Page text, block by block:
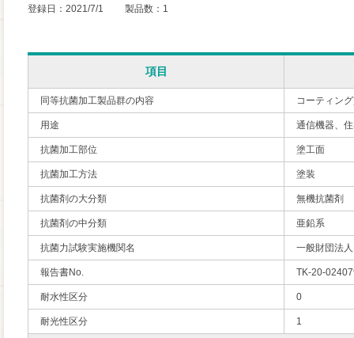
登録日：2021/7/1 製品数：1
項目
同等抗菌加工製品群の内容 コーティン
用途 通信機器、
抗菌加工部位 塗工面
抗菌加工方法 塗装
抗菌剤の大分類 無機抗菌剤
抗菌剤の中分類 亜鉛系
抗菌力試験実施機関名 一般財団法
報告書No. TK-20-
耐水性区分 0
耐光性区分 1